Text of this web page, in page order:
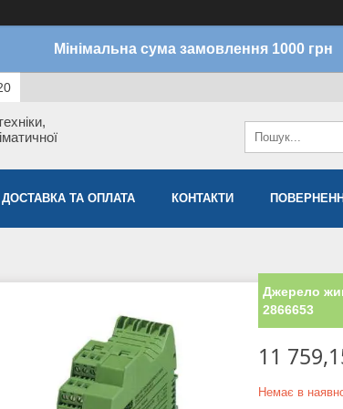
Мінімальна сума замовлення 1000 грн
ДОСТАВКА ТА ОПЛАТА КОНТАКТИ
Джерело
2866653
11
Немає в